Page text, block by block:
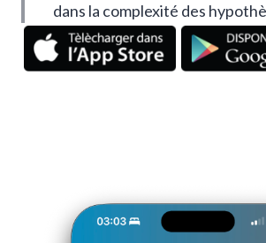
dans la complexité des